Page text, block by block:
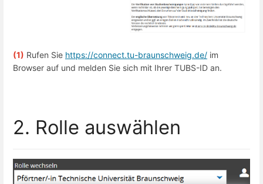
(1) Rufen Sie https://connect.tu-braunschweig.de/ im
Browser auf und melden Sie sich mit Ihrer TUBS-ID an.
2. Rolle auswählen